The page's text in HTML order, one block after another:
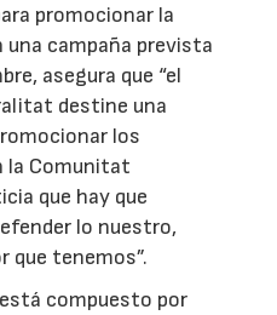
promocionar la
una campaña prevista
asegura que “el
destine una
los
la Comunitat
que hay que
lo nuestro,
que tenemos”.
compuesto por